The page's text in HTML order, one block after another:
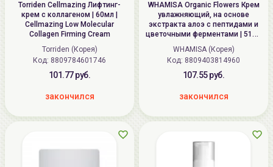
Torriden Cellmazing Лифтинг-
крем с коллагеном | 60мл |
Cellmazing Low Molecular
Collagen Firming Cream
Torriden (Корея)
Код: 8809784601746
101.77 руб.
закончился
WHAMISA Organic Flowers Крем
увлажняющий, на основе
экстракта алоэ с пептидами и
цветочными ферментами | 51мл
| Organic Flowers Water Cream,
Natto Gum (AW0299)
WHAMISA (Корея)
Код: 8809403814960
107.55 руб.
закончился